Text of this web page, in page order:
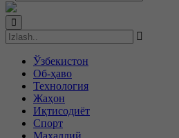
Ўзбекистон
Об-ҳаво
Технология
Жаҳон
Иқтисодиёт
Спорт